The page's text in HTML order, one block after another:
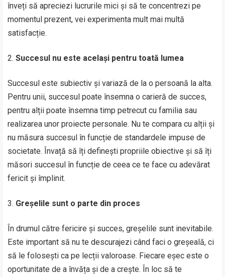
înveți să apreciezi lucrurile mici și să te concentrezi pe
momentul prezent, vei experimenta mult mai multă
satisfacție.
Succesul nu este același pentru toată lumea
Succesul este subiectiv și variază de la o persoană la alta.
Pentru unii, succesul poate însemna o carieră de succes,
pentru alții poate însemna timp petrecut cu familia sau
realizarea unor proiecte personale. Nu te compara cu alții și
nu măsura succesul în funcție de standardele impuse de
societate. Învață să îți definești propriile obiective și să îți
măsori succesul în funcție de ceea ce te face cu adevărat
fericit și împlinit.
Greșelile sunt o parte din proces
În drumul către fericire și succes, greșelile sunt inevitabile.
Este important să nu te descurajezi când faci o greșeală, ci
să le folosești ca pe lecții valoroase. Fiecare eșec este o
oportunitate de a învăța și de a crește. În loc să te